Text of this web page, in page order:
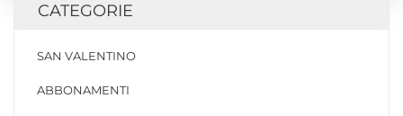
CATEGORIE
SAN VALENTINO
ABBONAMENTI